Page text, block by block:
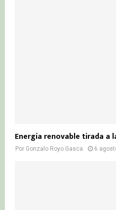
Energía renovable tirada a
Por Gonzalo Royo Gasca 6